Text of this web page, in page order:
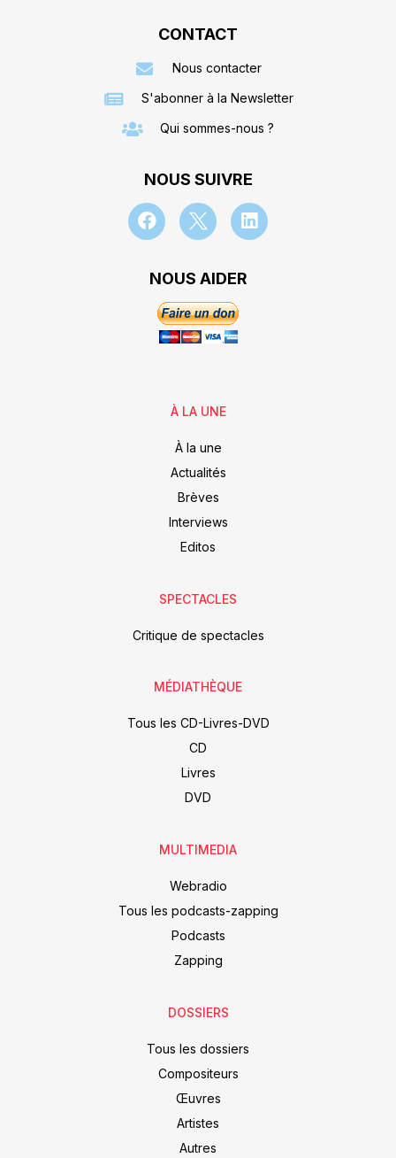
CONTACT
Nous contacter
S'abonner à la Newsletter
Qui sommes-nous ?
NOUS SUIVRE
NOUS AIDER
À LA UNE
À la une
Actualités
Brèves
Interviews
Editos
SPECTACLES
Critique de spectacles
MÉDIATHÈQUE
Tous les CD-Livres-DVD
CD
Livres
DVD
MULTIMEDIA
Webradio
Tous les podcasts-zapping
Podcasts
Zapping
DOSSIERS
Tous les dossiers
Compositeurs
Œuvres
Artistes
Autres